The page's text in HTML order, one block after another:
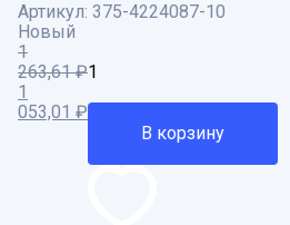
Артикул: 375-4224087-10
Новый
1
263,61₽
Первоначальная
цена
263,61 ₽.
1
053,01 ₽Текущая
053,01 ₽.
В корзину